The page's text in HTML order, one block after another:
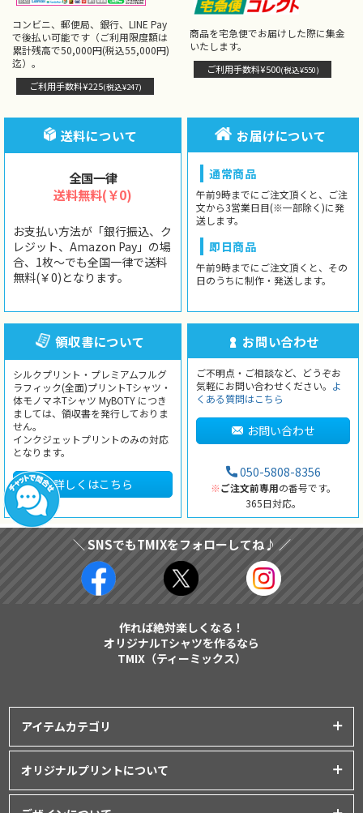
コンビニ、郵便局、銀行、LINE Pay
で後払い可能です（ご利用限度額は
累計残高で50,000円(税込55,000円)
迄）。
ご利用手数料¥225(税込¥247)
商品を宅急便でお届けした際に集金
いたします。
ご利用手数料¥500(税込¥550)
送料について
全国一律
送料無料(￥0)
お支払い方法が「銀行振込、ク
レジット、Amazon Pay」の場
合、1枚〜でも全国一律で送料
無料(￥0)となります。
お届けについて
通常商品
午前9時までにご注文頂くと、ご注
文から3営業日目(※一部除く)に発
送します。
即日商品
午前9時までにご注文頂くと、その
日のうちに制作・発送します。
領収書について
シルクプリント・プレミアムフルグ
ラフィック(全面)プリントTシャツ・
体モノマネTシャツ MyBOTY につき
ましては、領収書を発行しておりま
せん。
インクジェットプリントのみの対応
となります。
詳しくはこちら
お問い合わせ
ご不明点・ご相談など、どうぞお
気軽にお問い合わせください。 よ
くある質問はこちら
お問い合わせ
050-5808-8356
※ご注文前専用の番号です。
365日対応。
＼ SNSでもTMIXをフォローしてね♪ ／
作れば絶対楽しくなる！
オリジナルTシャツを作るなら
TMIX（ティーミックス）
アイテムカテゴリ
ポロシャツ│ スポーツウェア
オリジナルプリントについて